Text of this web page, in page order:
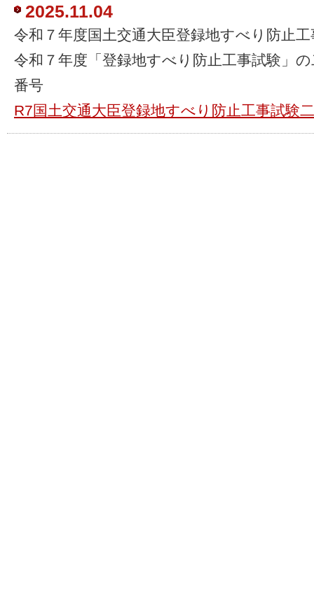
2025.11.04
令和７年度国土交通大臣登録地すべり防止
令和７年度「登録地すべり防止工事試験」
番号
R7国土交通大臣登録地すべり防止工事試験